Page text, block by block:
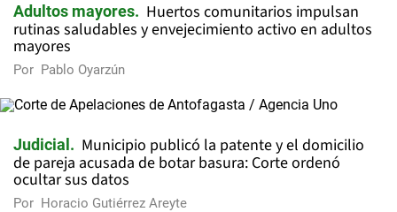
Adultos mayores
Huertos comunitarios impulsan
rutinas saludables y envejecimiento activo en adultos
mayores
Por Pablo Oyarzún
Judicial
Municipio publicó la patente y el domicilio
de pareja acusada de botar basura: Corte ordenó
ocultar sus datos
Por Horacio Gutiérrez Areyte